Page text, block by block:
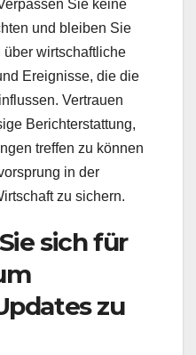
Sie keine
und bleiben Sie
über wirtschaftliche
Ereignisse, die die
Vertrauen
Berichterstattung,
treffen zu können
in der
zu sichern.
sich für
zu